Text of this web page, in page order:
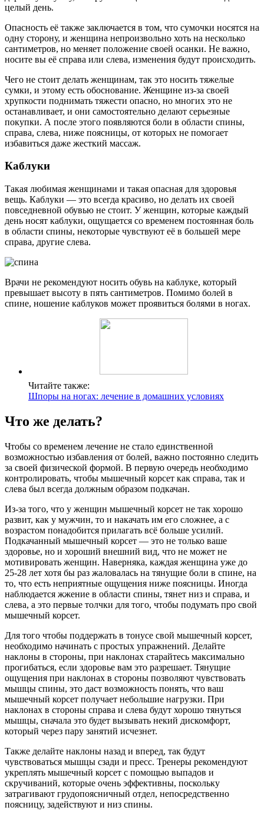
целый день.
Опасность её также заключается в том, что сумочки носятся на
одну сторону, и женщина непроизвольно хоть на несколько
сантиметров, но меняет положение своей осанки. Не важно,
носите вы её справа или слева, изменения будут происходить.
Чего не стоит делать женщинам, так это носить тяжелые
сумки, и этому есть обоснование. Женщине из-за своей
хрупкости поднимать тяжести опасно, но многих это не
останавливает, и они самостоятельно делают серьезные
покупки. А после этого появляются боли в области спины,
справа, слева, ниже поясницы, от которых не помогает
избавиться даже жесткий массаж.
Каблуки
Такая любимая женщинами и такая опасная для здоровья
вещь. Каблуки — это всегда красиво, но делать их своей
повседневной обувью не стоит. У женщин, которые каждый
день носят каблуки, ощущается со временем постоянная боль
в области спины, некоторые чувствуют её в большей мере
справа, другие слева.
Врачи не рекомендуют носить обувь на каблуке, который
превышает высоту в пять сантиметров. Помимо болей в
спине, ношение каблуков может проявиться болями в ногах.
Читайте также:
Шпоры на ногах: лечение в домашних условиях
Что же делать?
Чтобы со временем лечение не стало единственной
возможностью избавления от болей, важно постоянно следить
за своей физической формой. В первую очередь необходимо
контролировать, чтобы мышечный корсет как справа, так и
слева был всегда должным образом подкачан.
Из-за того, что у женщин мышечный корсет не так хорошо
развит, как у мужчин, то и накачать им его сложнее, а с
возрастом понадобится прилагать всё больше усилий.
Подкачанный мышечный корсет — это не только ваше
здоровье, но и хороший внешний вид, что не может не
мотивировать женщин. Наверняка, каждая женщина уже до
25-28 лет хотя бы раз жаловалась на тянущие боли в спине, на
то, что есть неприятные ощущения ниже поясницы. Иногда
наблюдается жжение в области спины, тянет низ и справа, и
слева, а это первые толчки для того, чтобы подумать про свой
мышечный корсет.
Для того чтобы поддержать в тонусе свой мышечный корсет,
необходимо начинать с простых упражнений. Делайте
наклоны в стороны, при наклонах старайтесь максимально
прогибаться, если здоровье вам это разрешает. Тянущие
ощущения при наклонах в стороны позволяют чувствовать
мышцы спины, это даст возможность понять, что ваш
мышечный корсет получает небольшие нагрузки. При
наклонах в стороны справа и слева будут хорошо тянуться
мышцы, сначала это будет вызывать некий дискомфорт,
который через пару занятий исчезнет.
Также делайте наклоны назад и вперед, так будут
чувствоваться мышцы сзади и пресс. Тренеры рекомендуют
укреплять мышечный корсет с помощью выпадов и
скручиваний, которые очень эффективны, поскольку
затрагивают грудопоясничный отдел, непосредственно
поясницу, задействуют и низ спины.